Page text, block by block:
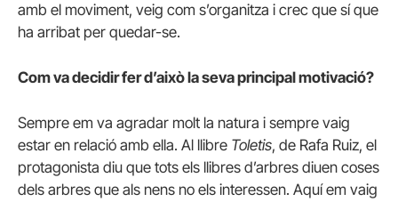
amb el moviment, veig com s’organitza i crec que sí que
ha arribat per quedar-se.
Com va decidir fer d’això la seva principal motivació?
Sempre em va agradar molt la natura i sempre vaig
estar en relació amb ella. Al llibre Toletis, de Rafa Ruiz, el
protagonista diu que tots els llibres d’arbres diuen coses
dels arbres que als nens no els interessen. Aquí em vaig